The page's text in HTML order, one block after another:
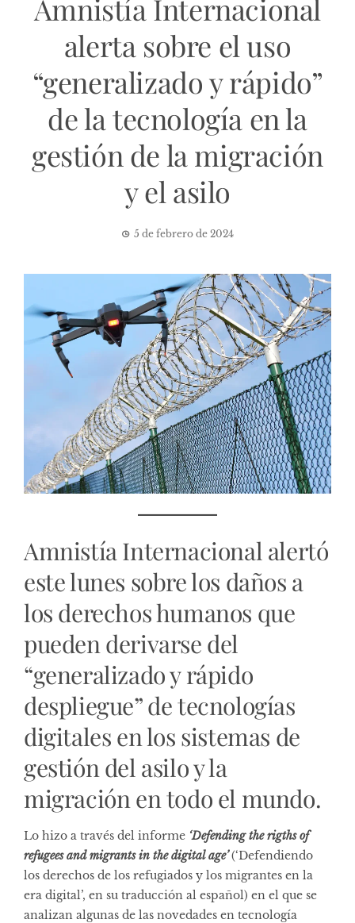
Amnistía Internacional
alerta sobre el uso
“generalizado y rápido”
de la tecnología en la
gestión de la migración
y el asilo
5 de febrero de 2024
Amnistía Internacional alertó
este lunes sobre los daños a
los derechos humanos que
pueden derivarse del
“generalizado y rápido
despliegue” de tecnologías
digitales en los sistemas de
gestión del asilo y la
migración en todo el mundo.
Lo hizo a través del informe ‘Defending the rigths of
refugees and migrants in the digital age’(‘Defendiendo
los derechos de los refugiados y los migrantes en la
era digital’, en su traducción al español) en el que se
analizan algunas de las novedades en tecnología